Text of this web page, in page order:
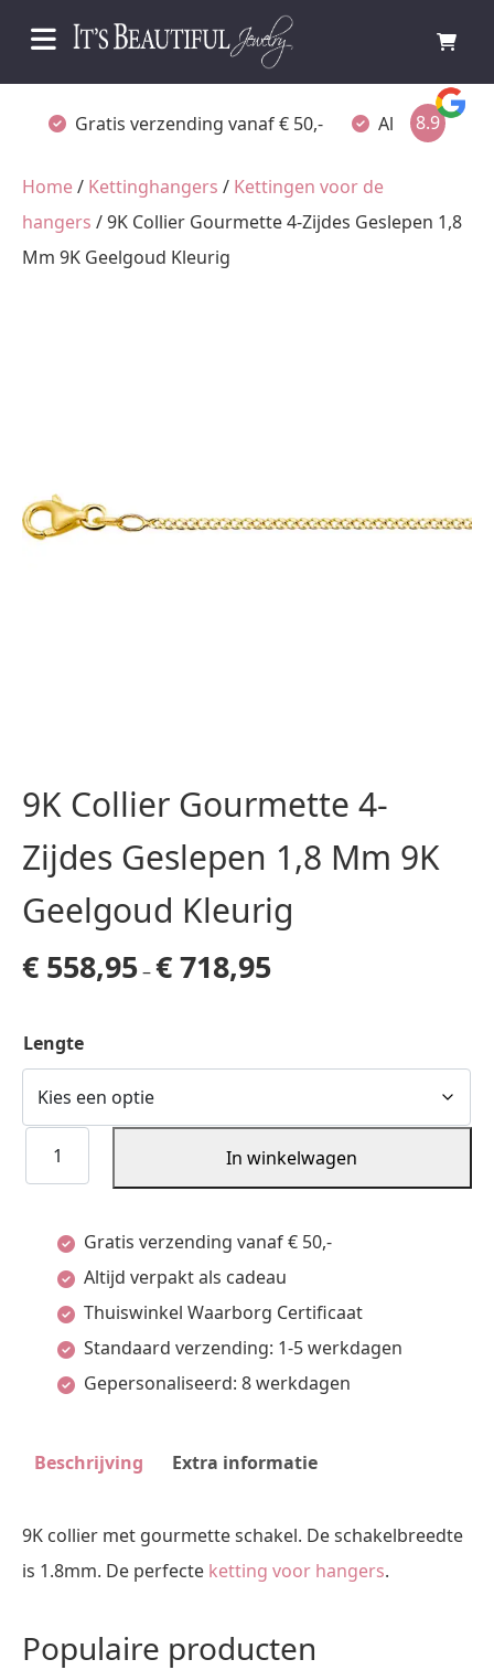
Gratis verzending vanaf € 50,- Altijd verpakt
8.9
Home/ Kettinghangers / Kettingen voor de
hangers / 9K Collier Gourmette 4-Zijdes Geslepen 1,8
Mm 9K Geelgoud Kleurig
9K Collier Gourmette 4-
Zijdes Geslepen 1,8 Mm 9K
Geelgoud Kleurig
€ 558,95–€718,95
Lengte
Collier
Zijdes
Geslepen
Geelgoud
aantal
In winkelwagen
Gratis verzending vanaf € 50,-
Altijd verpakt als cadeau
Thuiswinkel Waarborg Certificaat
Standaard verzending: 1-5 werkdagen
Gepersonaliseerd: 8 werkdagen
Beschrijving Extra informatie
9K collier met gourmette schakel. De schakelbreedte
is 1.8mm. De perfecte ketting voor hangers.
Populaire producten